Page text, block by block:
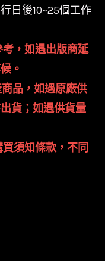
日後10~25個工作
，如遇出版商延
。
品，如遇原廠供
貨；如遇供貨量
須知條款，不同